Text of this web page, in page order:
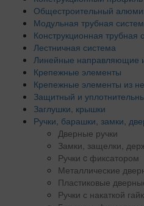
Общестроительный
Модульная трубная
Конструкционная трубная
Лестничная система
Линейные направляющие
Крепежные элементы
Крепежные элементы из
Защитный и
Заглушки, крышки
Ручки, барашки, замки,
Дверные ручки
Замки, защелки,
Ручки c фиксатором
Металлические
Пластиковые
Ручки с накаткой